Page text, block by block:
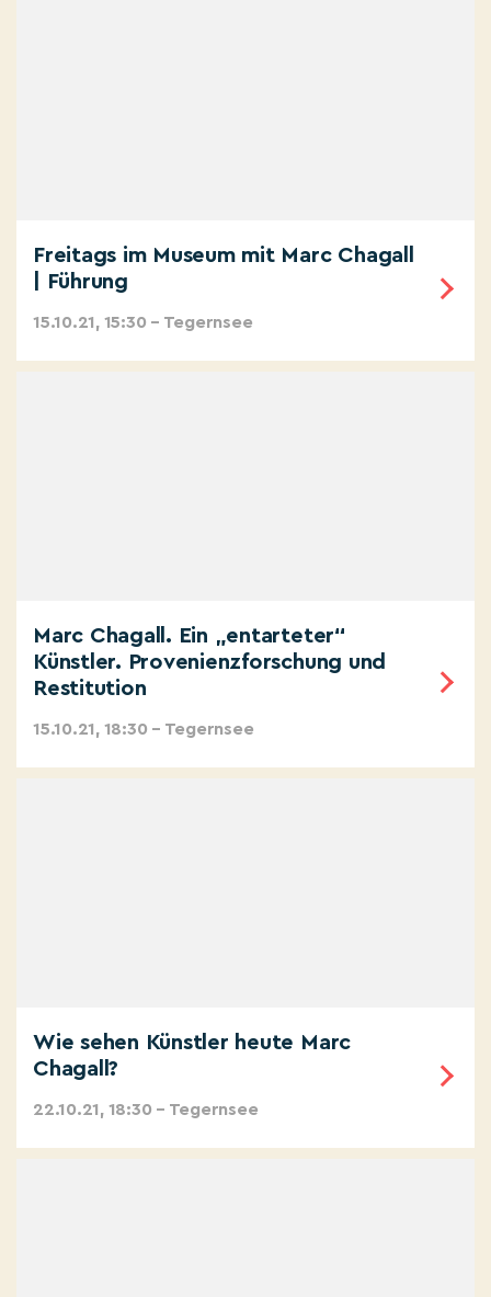
Freitags im Museum mit Marc Chagall
| Führung
15.10.21, 15:30 – Tegernsee
Marc Chagall. Ein „entarteter“
Künstler. Provenienzforschung und
Restitution
15.10.21, 18:30 – Tegernsee
Wie sehen Künstler heute Marc
Chagall?
22.10.21, 18:30 – Tegernsee